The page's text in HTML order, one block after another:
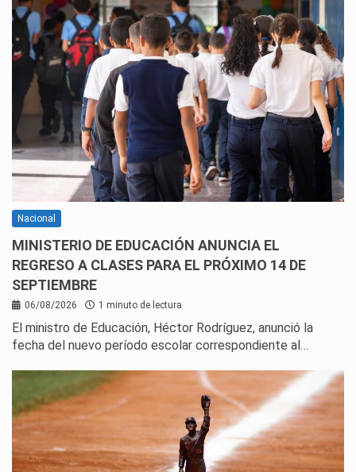
Nacional
MINISTERIO DE EDUCACIÓN ANUNCIA EL
REGRESO A CLASES PARA EL PRÓXIMO 14 DE
SEPTIEMBRE
06/08/2026 1 minuto de lectura
El ministro de Educación, Héctor Rodríguez, anunció la
fecha del nuevo período escolar correspondiente al…